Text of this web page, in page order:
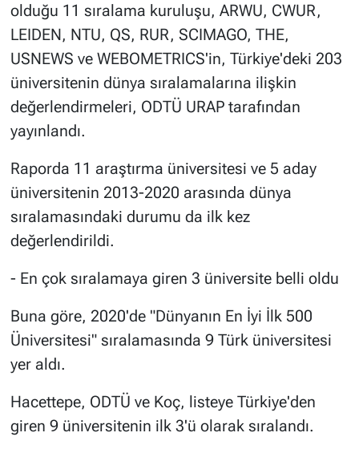
olduğu 11 sıralama kuruluşu, ARWU, CWUR,
LEIDEN, NTU, QS, RUR, SCIMAGO, THE,
USNEWS ve WEBOMETRICS'in, Türkiye'deki 203
üniversitenin dünya sıralamalarına ilişkin
değerlendirmeleri, ODTÜ URAP tarafından
yayınlandı.
Raporda 11 araştırma üniversitesi ve 5 aday
üniversitenin 2013-2020 arasında dünya
sıralamasındaki durumu da ilk kez
değerlendirildi.
- En çok sıralamaya giren 3 üniversite belli oldu
Buna göre, 2020'de "Dünyanın En İyi İlk 500
Üniversitesi" sıralamasında 9 Türk üniversitesi
yer aldı.
Hacettepe, ODTÜ ve Koç, listeye Türkiye'den
giren 9 üniversitenin ilk 3'ü olarak sıralandı.